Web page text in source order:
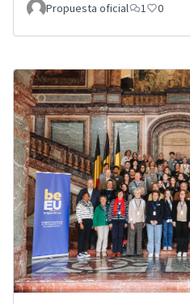
Propuesta oficial
1 0